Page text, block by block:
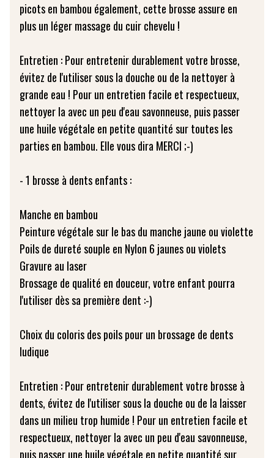
picots en bambou également, cette brosse assure en
plus un léger massage du cuir chevelu !
Entretien : Pour entretenir durablement votre brosse,
évitez de l'utiliser sous la douche ou de la nettoyer à
grande eau ! Pour un entretien facile et respectueux,
nettoyer la avec un peu d'eau savonneuse, puis passer
une huile végétale en petite quantité sur toutes les
parties en bambou. Elle vous dira MERCI ;-)
- 1 brosse à dents enfants :
Manche en bambou
Peinture végétale sur le bas du manche jaune ou violette
Poils de dureté souple en Nylon 6 jaunes ou violets
Gravure au laser
Brossage de qualité en douceur, votre enfant pourra
l'utiliser dès sa première dent :-)
Choix du coloris des poils pour un brossage de dents
ludique
Entretien : Pour entretenir durablement votre brosse à
dents, évitez de l'utiliser sous la douche ou de la laisser
dans un milieu trop humide ! Pour un entretien facile et
respectueux, nettoyer la avec un peu d'eau savonneuse,
puis passer une huile végétale en petite quantité sur